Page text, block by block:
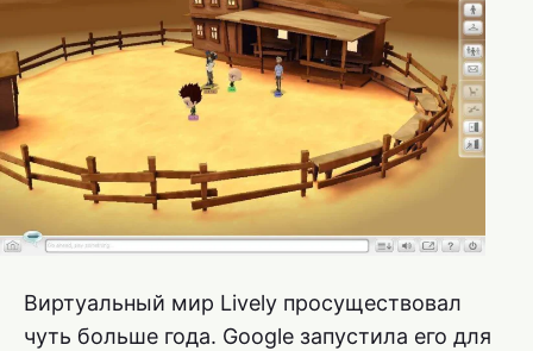
Виртуальный мир Lively просуществовал
чуть больше года. Google запустила его для